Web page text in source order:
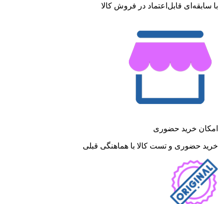
با سابقه‌ای قابل‌اعتماد در فروش کالا
امکان خرید حضوری
خرید حضوری و تست کالا با هماهنگی قبلی